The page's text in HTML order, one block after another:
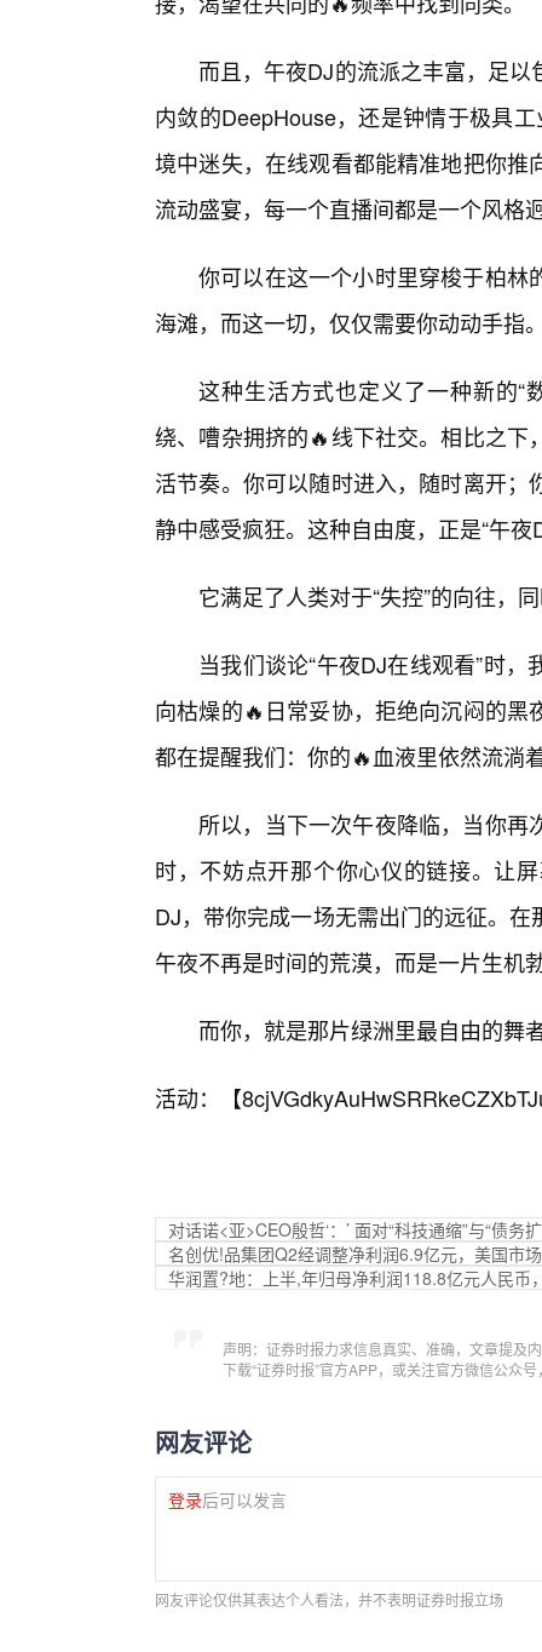
而且，午夜DJ的流派之丰富，足
内敛的DeepHouse，还是钟情于极具
境中迷失，在线观看都能精准地把你
流动盛宴，每一个直播间都是一个风格
你可以在这一个小时里穿梭于柏林
海滩，而这一切，仅仅需要你动动手指
这种生活方式也定义了一种新的“
绕、嘈杂拥挤的🔥线下社交。相比之
活节奏。你可以随时进入，随时离开
静中感受疯狂。这种自由度，正是“午
它满足了人类对于“失控”的向往，
当我们谈论“午夜DJ在线观看”时
向枯燥的🔥日常妥协，拒绝向沉闷的
都在提醒我们：你的🔥血液里依然流淌
所以，当下一次午夜降临，当你
时，不妨点开那个你心仪的链接。让
DJ，带你完成一场无需出门的远征。
午夜不再是时间的荒漠，而是一片生机
而你，就是那片绿洲里最自由的舞
活动：【
对话诺<亚>CEO殷哲‘：’ 面对“科技通缩”与“债务
名创优!品集团Q2经调整净利润6.9亿元，美国市
华润置?地：上半,年归母净利润118.8亿元人民币
声明：证券时报力求信息真实、准确，文章提及
下载“证券时报”官方APP，或关注官方微信公众
网友评论
登录后可以发言
网友评论仅供其表达个人看法，并不表明证券时报立场